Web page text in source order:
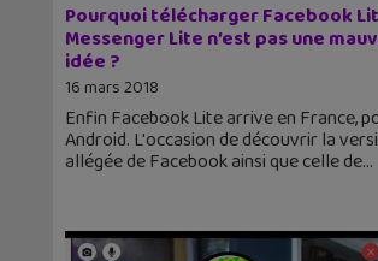
Pourquoi télécharger Facebook
Messenger Lite n’est pas une
idée ?
16 mars 2018
Enfin Facebook Lite arrive en France,
Android. L'occasion de découvrir la
allégée de Facebook ainsi que celle de